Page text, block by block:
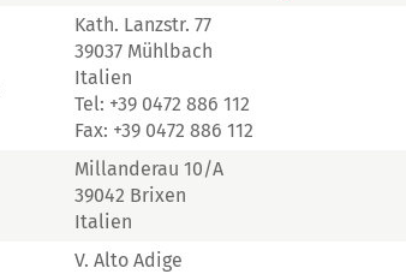
Kath. Lanzstr. 77
39037 Mühlbach
Italien
Tel: +39 0472 886 112
Fax: +39 0472 886 112
Millanderau 10/A
39042 Brixen
Italien
V. Alto Adige